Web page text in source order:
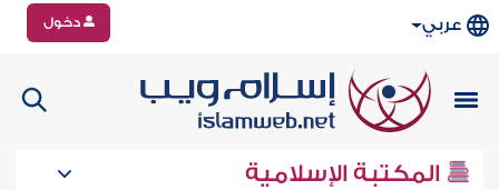
عربي دخول
المكتبة الإسلامية